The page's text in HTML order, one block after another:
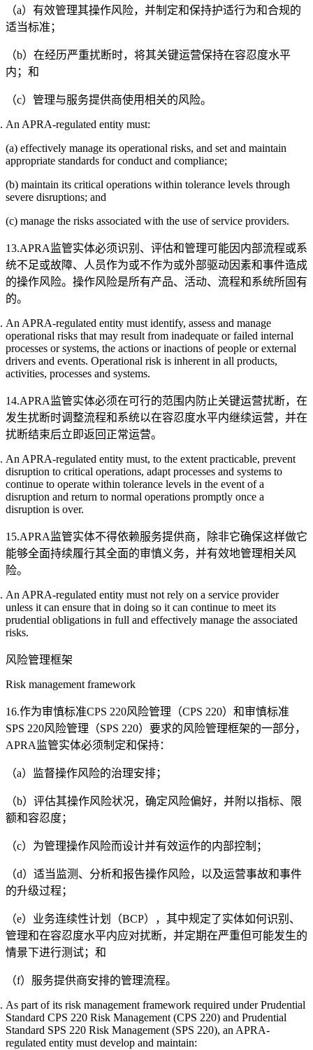
（a）有效管理其操作风险，并制定和保持护适行为和合规的
适当标准；
（b）在经历严重扰断时，将其关键运营保持在容忍度水平
内；和
（c）管理与服务提供商使用相关的风险。
An APRA-regulated entity must:
(a) effectively manage its operational risks, and set and maintain
appropriate standards for conduct and compliance;
(b) maintain its critical operations within tolerance levels through
severe disruptions; and
(c) manage the risks associated with the use of service providers.
13.APRA监管实体必须识别、评估和管理可能因内部流程或系
统不足或故障、人员作为或不作为或外部驱动因素和事件造成
的操作风险。操作风险是所有产品、活动、流程和系统所固有
的。
An APRA-regulated entity must identify, assess and manage
operational risks that may result from inadequate or failed internal
processes or systems, the actions or inactions of people or external
drivers and events. Operational risk is inherent in all products,
activities, processes and systems.
14.APRA监管实体必须在可行的范围内防止关键运营扰断，在
发生扰断时调整流程和系统以在容忍度水平内继续运营，并在
扰断结束后立即返回正常运营。
An APRA-regulated entity must, to the extent practicable, prevent
disruption to critical operations, adapt processes and systems to
continue to operate within tolerance levels in the event of a
disruption and return to normal operations promptly once a
disruption is over.
15.APRA监管实体不得依赖服务提供商，除非它确保这样做它
能够全面持续履行其全面的审慎义务，并有效地管理相关风
险。
An APRA-regulated entity must not rely on a service provider
unless it can ensure that in doing so it can continue to meet its
prudential obligations in full and effectively manage the associated
risks.
风险管理框架
Risk management framework
16.作为审慎标准CPS 220风险管理（CPS 220）和审慎标准
SPS 220风险管理（SPS 220）要求的风险管理框架的一部分，
APRA监管实体必须制定和保持：
（a）监督操作风险的治理安排；
（b）评估其操作风险状况，确定风险偏好，并附以指标、限
额和容忍度；
（c）为管理操作风险而设计并有效运作的内部控制；
（d）适当监测、分析和报告操作风险，以及运营事故和事件
的升级过程；
（e）业务连续性计划（BCP），其中规定了实体如何识别、
管理和在容忍度水平内应对扰断，并定期在严重但可能发生的
情景下进行测试；和
（f）服务提供商安排的管理流程。
As part of its risk management framework required under Prudential
Standard CPS 220 Risk Management (CPS 220) and Prudential
Standard SPS 220 Risk Management (SPS 220), an APRA-
regulated entity must develop and maintain: